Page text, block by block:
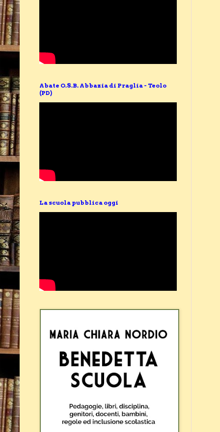
Abate O.S.B. Abbazia di Praglia - Teolo
(PD)
La scuola pubblica oggi